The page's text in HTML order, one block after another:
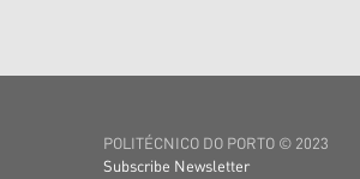
POLITÉCNICO DO PORTO © 2023
Subscribe Newsletter